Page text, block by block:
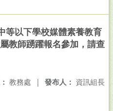
等以下學校媒體素養教育
教師踴躍報名參加，請查
發布人： 資訊組長
教務處 |